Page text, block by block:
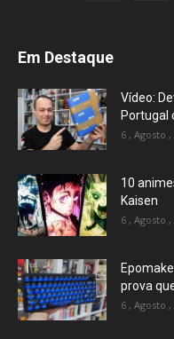
Em Destaque
Vídeo:
Portugal
6 , Agosto ,
10
Kaisen
6 , Agosto ,
prova
6 , Agosto ,